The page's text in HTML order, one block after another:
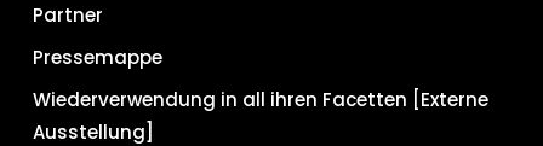
Partner
Pressemappe
Wiederverwendung in all ihren Facetten [Externe
Ausstellung]